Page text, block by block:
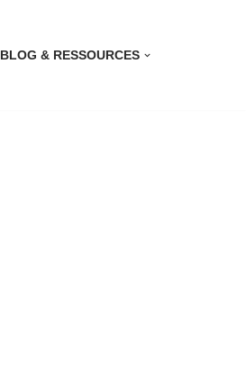
BLOG & RESSOURCES